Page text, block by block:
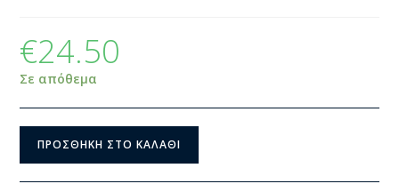
€24.50
Σε απόθεμα
ΠΡΟΣΘΉΚΗ ΣΤΟ ΚΑΛΆΘΙ